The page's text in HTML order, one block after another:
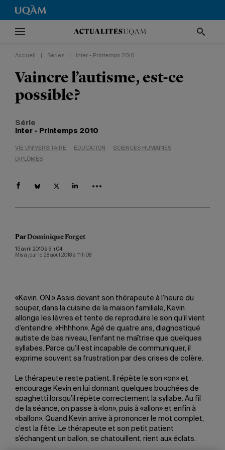
Accueil Séries Inter - Printemps 2010
Vaincre l’autisme, est-ce
possible?
Série
Inter - Printemps 2010
VIE UNIVERSITAIRE ÉDUCATION
SCIENCES HUMAINES
DIPLÔMÉS
ParDominique Forget
15 avril 2010 à 9 h 04
Mis à jour le 28 août 2018 à 11 h 08
«Kevin. ON.» Assis devant son thérapeute à l’heure du
souper, dans la cuisine de la maison familiale, Kevin
allonge les lèvres et tente de reproduire le son qu’il vient
d’entendre. «Hhhhon». Âgé de quatre ans, diagnostiqué
autiste de bas niveau, l’enfant ne maîtrise que quelques
syllabes. Parce qu’il est incapable de communiquer, il
exprime souvent sa frustration par des crises de colère.
Le thérapeute reste patient. Il répète le son «on» et
encourage Kevin en lui donnant quelques bouchées de
spaghetti lorsqu’il répète correctement la syllabe. Au fil
de la séance, on passe à «lon», puis à «allon» et enfin à
«ballon». Quand Kevin arrive à prononcer le mot complet,
c’est la fête. Le thérapeute et son petit patient
s’échangent un ballon, se chatouillent, rient aux éclats.